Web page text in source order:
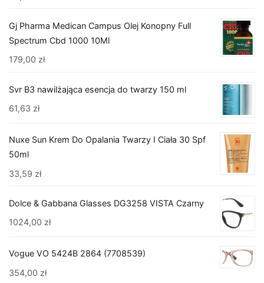
Gj Pharma Medican Campus Olej Konopny Full
Spectrum Cbd 1000 10Ml
179,00 zł
Svr B3 nawilżająca esencja do twarzy 150 ml
61,63 zł
Nuxe Sun Krem Do Opalania Twarzy I Ciała 30 Spf
50ml
33,59 zł
Dolce & Gabbana Glasses DG3258 VISTA Czarny
1024,00 zł
Vogue VO 5424B 2864 (7708539)
354,00 zł